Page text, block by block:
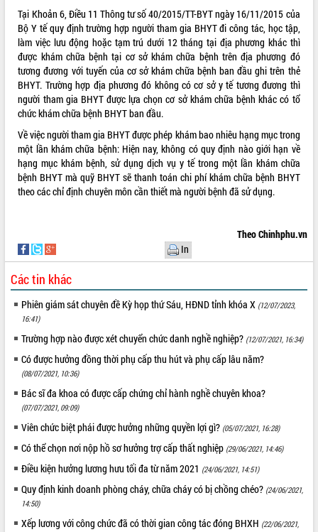
Tại Khoản 6, Điều 11 Thông tư số 40/2015/TT-BYT ngày 16/11/2015 của
Bộ Y tế quy định trường hợp người tham gia BHYT đi công tác, học tập,
làm việc lưu động hoặc tạm trú dưới 12 tháng tại địa phương khác thì
được khám chữa bệnh tại cơ sở khám chữa bệnh trên địa phương đó
tương đương với tuyến của cơ sở khám chữa bệnh ban đầu ghi trên thẻ
BHYT. Trường hợp địa phương đó không có cơ sở y tế tương đương thì
người tham gia BHYT được lựa chọn cơ sở khám chữa bệnh khác có tổ
chức khám chữa bệnh BHYT ban đầu.
Về việc người tham gia BHYT được phép khám bao nhiêu hạng mục trong
một lần khám chữa bệnh: Hiện nay, không có quy định nào giới hạn về
hạng mục khám bệnh, sử dụng dịch vụ y tế trong một lần khám chữa
bệnh BHYT mà quỹ BHYT sẽ thanh toán chi phí khám chữa bệnh BHYT
theo các chỉ định chuyên môn cần thiết mà người bệnh đã sử dụng.
Theo Chinhphu.vn
In
Các tin khác
Phiên giám sát chuyên đề Kỳ họp thứ Sáu, HĐND tỉnh khóa X (12/07/2023,
16:41)
Trường hợp nào được xét chuyển chức danh nghề nghiệp? (12/07/2021, 16:34)
Có được hưởng đồng thời phụ cấp thu hút và phụ cấp lâu năm?
(08/07/2021, 10:36)
Bác sĩ đa khoa có được cấp chứng chỉ hành nghề chuyên khoa?
(07/07/2021, 09:09)
Viên chức biệt phái được hưởng những quyền lợi gì? (05/07/2021, 16:28)
Có thể chọn nơi nộp hồ sơ hưởng trợ cấp thất nghiệp (29/06/2021, 14:46)
Điều kiện hưởng lương hưu tối đa từ năm 2021 (24/06/2021, 14:51)
Quy định kinh doanh phòng cháy, chữa cháy có bị chồng chéo? (24/06/2021,
14:50)
Xếp lương với công chức đã có thời gian công tác đóng BHXH (22/06/2021,